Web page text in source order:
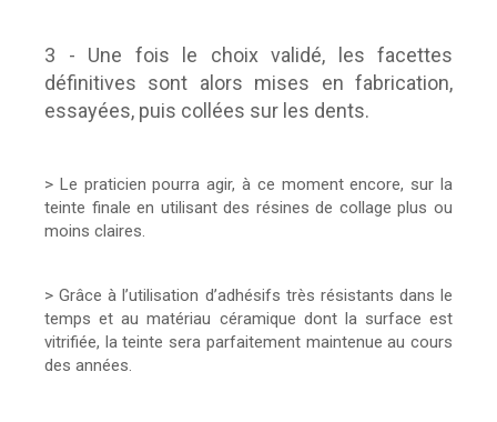
3 - Une fois le choix validé, les facettes
définitives sont alors mises en fabrication,
essayées, puis collées sur les dents.
> Le praticien pourra agir, à ce moment encore, sur la
teinte finale en utilisant des résines de collage plus ou
moins claires.
> Grâce à l’utilisation d’adhésifs très résistants dans le
temps et au matériau céramique dont la surface est
vitrifiée, la teinte sera parfaitement maintenue au cours
des années.